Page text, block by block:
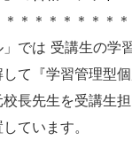
＊＊＊＊＊＊＊＊
」では 受講生の学
て『学習管理型
長先生を受講生
ています。